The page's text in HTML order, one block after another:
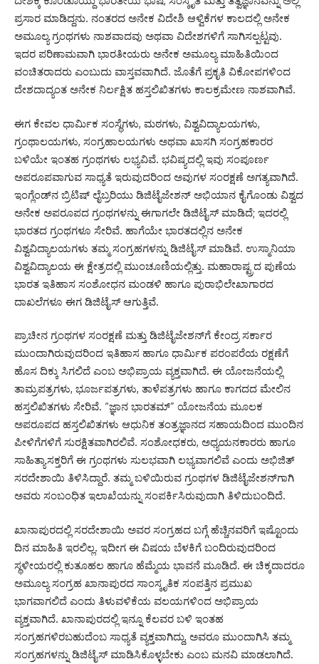
ಪ್ರಸಾರ ಮಾಡಿದ್ದನು. ನಂತರದ ಅನೇಕ ವಿದೇಶಿ ಆಳ್ವಿಕೆಗಳ ಕಾಲದಲ್ಲಿ ಅನೇಕ
ಅಮೂಲ್ಯ ಗ್ರಂಥಗಳು ನಾಶವಾದವು ಅಥವಾ ವಿದೇಶಗಳಿಗೆ ಸಾಗಿಸಲ್ಪಟ್ಟವು.
ಇದರ ಪರಿಣಾಮವಾಗಿ ಭಾರತೀಯರು ಅನೇಕ ಅಮೂಲ್ಯ ಮಾಹಿತಿಯಿಂದ
ವಂಚಿತರಾದರು ಎಂಬುದು ವಾಸ್ತವವಾಗಿದೆ. ಜೊತೆಗೆ ಪ್ರಕೃತಿ ವಿಕೋಪಗಳಿಂದ
ದೇಶದಾದ್ಯಂತ ಅನೇಕ ನಿರ್ಲಕ್ಷಿತ ಹಸ್ತಲಿಖಿತಗಳು ಕಾಲಕ್ರಮೇಣ ನಾಶವಾಗಿವೆ.
ಈಗ ಕೇವಲ ಧಾರ್ಮಿಕ ಸಂಸ್ಥೆಗಳು, ಮಠಗಳು, ವಿಶ್ವವಿದ್ಯಾಲಯಗಳು,
ಗ್ರಂಥಾಲಯಗಳು, ಸಂಗ್ರಹಾಲಯಗಳು ಅಥವಾ ಖಾಸಗಿ ಸಂಗ್ರಹಕಾರರ
ಬಳಿಯೇ ಇಂತಹ ಗ್ರಂಥಗಳು ಲಭ್ಯವಿವೆ. ಭವಿಷ್ಯದಲ್ಲಿ ಇವು ಸಂಪೂರ್ಣ
ಅಪರೂಪವಾಗುವ ಸಾಧ್ಯತೆ ಇರುವುದರಿಂದ ಅವುಗಳ ಸಂರಕ್ಷಣೆ ಅಗತ್ಯವಾಗಿದೆ.
ಇಂಗ್ಲೆಂಡ್‌ನ ಬ್ರಿಟಿಷ್ ಲೈಬ್ರರಿಯು ಡಿಜಿಟೈಜೇಶನ್ ಅಭಿಯಾನ ಕೈಗೊಂಡು ವಿಶ್ವದ
ಅನೇಕ ಅಪರೂಪದ ಗ್ರಂಥಗಳನ್ನು ಈಗಾಗಲೇ ಡಿಜಿಟೈಸ್ ಮಾಡಿದೆ; ಇದರಲ್ಲಿ
ಭಾರತದ ಗ್ರಂಥಗಳೂ ಸೇರಿವೆ. ಹಾಗೆಯೇ ಭಾರತದಲ್ಲಿನ ಅನೇಕ
ವಿಶ್ವವಿದ್ಯಾಲಯಗಳು ತಮ್ಮ ಸಂಗ್ರಹಗಳನ್ನು ಡಿಜಿಟೈಸ್ ಮಾಡಿವೆ. ಉಸ್ಮಾನಿಯಾ
ವಿಶ್ವವಿದ್ಯಾಲಯ ಈ ಕ್ಷೇತ್ರದಲ್ಲಿ ಮುಂಚೂಣಿಯಲ್ಲಿತ್ತು. ಮಹಾರಾಷ್ಟ್ರದ ಪುಣೆಯ
ಭಾರತ ಇತಿಹಾಸ ಸಂಶೋಧನ ಮಂಡಳಿ ಹಾಗೂ ಪುರಾಭಿಲೇಖಾಗಾರದ
ದಾಖಲೆಗಳೂ ಈಗ ಡಿಜಿಟೈಸ್ ಆಗುತ್ತಿವೆ.
ಪ್ರಾಚೀನ ಗ್ರಂಥಗಳ ಸಂರಕ್ಷಣೆ ಮತ್ತು ಡಿಜಿಟೈಜೇಶನ್‌ಗೆ ಕೇಂದ್ರ ಸರ್ಕಾರ
ಮುಂದಾಗಿರುವುದರಿಂದ ಇತಿಹಾಸ ಹಾಗೂ ಧಾರ್ಮಿಕ ಪರಂಪರೆಯ ರಕ್ಷಣೆಗೆ
ಹೊಸ ದಿಕ್ಕು ಸಿಗಲಿದೆ ಎಂಬ ಅಭಿಪ್ರಾಯ ವ್ಯಕ್ತವಾಗಿದೆ. ಈ ಯೋಜನೆಯಲ್ಲಿ
ತಾಮ್ರಪತ್ರಗಳು, ಭೂರ್ಜಪತ್ರಗಳು, ತಾಳೆಪತ್ರಗಳು ಹಾಗೂ ಕಾಗದದ ಮೇಲಿನ
ಹಸ್ತಲಿಖಿತಗಳು ಸೇರಿವೆ. “ಜ್ಞಾನ ಭಾರತಮ್” ಯೋಜನೆಯ ಮೂಲಕ
ಅಪರೂಪದ ಹಸ್ತಲಿಖಿತಗಳು ಆಧುನಿಕ ತಂತ್ರಜ್ಞಾನದ ಸಹಾಯದಿಂದ ಮುಂದಿನ
ಪೀಳಿಗೆಗಳಿಗೆ ಸುರಕ್ಷಿತವಾಗಿರಲಿವೆ. ಸಂಶೋಧಕರು, ಅಧ್ಯಯನಕಾರರು ಹಾಗೂ
ಸಾಹಿತ್ಯಾಸಕ್ತರಿಗೆ ಈ ಗ್ರಂಥಗಳು ಸುಲಭವಾಗಿ ಲಭ್ಯವಾಗಲಿವೆ ಎಂದು ಅಭಿಜಿತ್
ಸರದೇಶಾಯಿ ತಿಳಿಸಿದ್ದಾರೆ. ತಮ್ಮ ಬಳಿಯಿರುವ ಗ್ರಂಥಗಳ ಡಿಜಿಟೈಜೇಶನ್‌ಗಾಗಿ
ಅವರು ಸಂಬಂಧಿತ ಇಲಾಖೆಯನ್ನು ಸಂಪರ್ಕಿಸಿರುವುದಾಗಿ ತಿಳಿದುಬಂದಿದೆ.
ಖಾನಾಪುರದಲ್ಲಿ ಸರದೇಶಾಯಿ ಅವರ ಸಂಗ್ರಹದ ಬಗ್ಗೆ ಹೆಚ್ಚಿನವರಿಗೆ ಇಷ್ಟೊಂದು
ದಿನ ಮಾಹಿತಿ ಇರಲಿಲ್ಲ. ಇದೀಗ ಈ ವಿಷಯ ಬೆಳಕಿಗೆ ಬಂದಿರುವುದರಿಂದ
ಸ್ಥಳೀಯರಲ್ಲಿ ಕುತೂಹಲ ಹಾಗೂ ಹೆಮ್ಮೆಯ ಭಾವನೆ ಮೂಡಿದೆ. ಈ ಚಿಕ್ಕದಾದರೂ
ಅಮೂಲ್ಯ ಸಂಗ್ರಹ ಖಾನಾಪುರದ ಸಾಂಸ್ಕೃತಿಕ ಸಂಪತ್ತಿನ ಪ್ರಮುಖ
ಭಾಗವಾಗಲಿದೆ ಎಂದು ತಿಳುವಳಿಕೆಯ ವಲಯಗಳಿಂದ ಅಭಿಪ್ರಾಯ
ವ್ಯಕ್ತವಾಗಿದೆ. ಖಾನಾಪುರದಲ್ಲಿ ಇನ್ನೂ ಕೆಲವರ ಬಳಿ ಇಂತಹ
ಸಂಗ್ರಹಗಳಿರಬಹುದೆಂಬ ಸಾಧ್ಯತೆ ವ್ಯಕ್ತವಾಗಿದ್ದು, ಅವರೂ ಮುಂದಾಗಿಸಿ ತಮ್ಮ
ಸಂಗ್ರಹಗಳನ್ನು ಡಿಜಿಟೈಸ್ ಮಾಡಿಸಿಕೊಳ್ಳಬೇಕು ಎಂಬ ಮನವಿ ಮಾಡಲಾಗಿದೆ.